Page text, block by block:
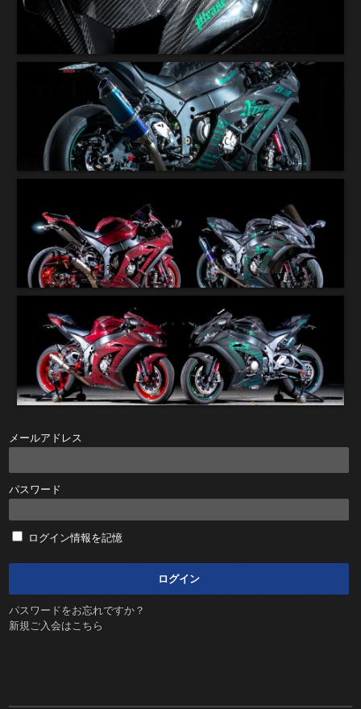
メールアドレス
パスワード
ログイン情報を記憶
パスワードをお忘れですか？
新規ご入会はこちら